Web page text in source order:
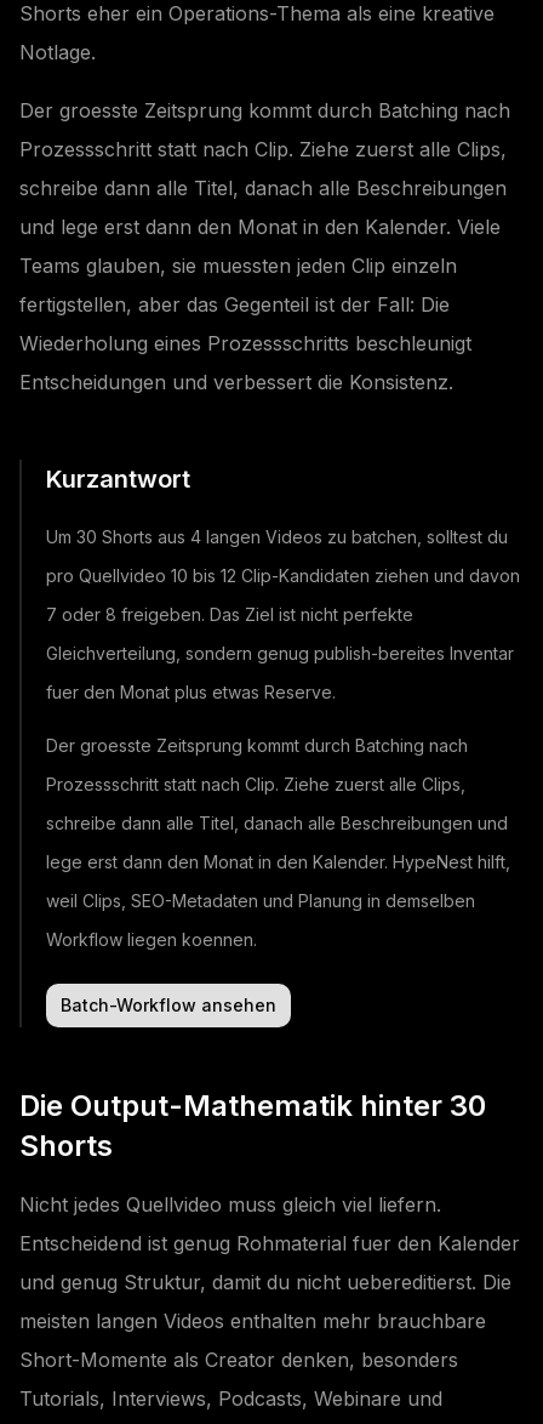
Shorts eher ein Operations-Thema als eine kreative
Notlage.
Der groesste Zeitsprung kommt durch Batching nach
Prozessschritt statt nach Clip. Ziehe zuerst alle Clips,
schreibe dann alle Titel, danach alle Beschreibungen
und lege erst dann den Monat in den Kalender. Viele
Teams glauben, sie muessten jeden Clip einzeln
fertigstellen, aber das Gegenteil ist der Fall: Die
Wiederholung eines Prozessschritts beschleunigt
Entscheidungen und verbessert die Konsistenz.
Kurzantwort
Um 30 Shorts aus 4 langen Videos zu batchen, solltest du
pro Quellvideo 10 bis 12 Clip-Kandidaten ziehen und davon
7 oder 8 freigeben. Das Ziel ist nicht perfekte
Gleichverteilung, sondern genug publish-bereites Inventar
fuer den Monat plus etwas Reserve.
Der groesste Zeitsprung kommt durch Batching nach
Prozessschritt statt nach Clip. Ziehe zuerst alle Clips,
schreibe dann alle Titel, danach alle Beschreibungen und
lege erst dann den Monat in den Kalender. HypeNest hilft,
weil Clips, SEO-Metadaten und Planung in demselben
Workflow liegen koennen.
Batch-Workflow ansehen
Die Output-Mathematik hinter 30
Shorts
Nicht jedes Quellvideo muss gleich viel liefern.
Entscheidend ist genug Rohmaterial fuer den Kalender
und genug Struktur, damit du nicht uebereditierst. Die
meisten langen Videos enthalten mehr brauchbare
Short-Momente als Creator denken, besonders
Tutorials, Interviews, Podcasts, Webinare und